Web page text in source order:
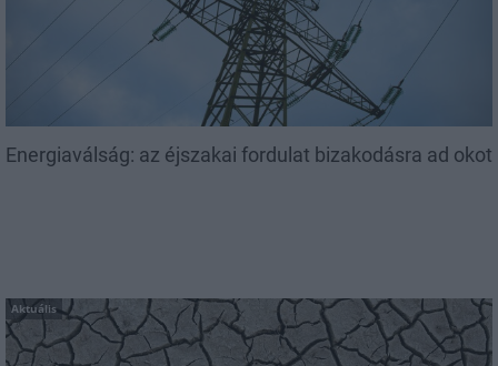
Energiaválság: az éjszakai fordulat bizakodásra ad okot
Aktuális